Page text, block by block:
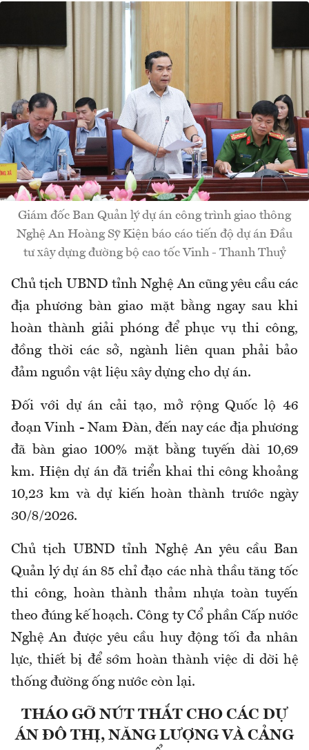
Giám đốc Ban Quản lý dự án công trình giao thông
Nghệ An Hoàng Sỹ Kiện báo cáo tiến độ dự án Đầu
tư xây dựng đường bộ cao tốc Vinh - Thanh Thuỷ
Chủ tịch UBND tỉnh Nghệ An cũng yêu cầu các
địa phương bàn giao mặt bằng ngay sau khi
hoàn thành giải phóng để phục vụ thi công,
đồng thời các sở, ngành liên quan phải bảo
đảm nguồn vật liệu xây dựng cho dự án.
Đối với dự án cải tạo, mở rộng Quốc lộ 46
đoạn Vinh - Nam Đàn, đến nay các địa phương
đã bàn giao 100% mặt bằng tuyến dài 10,69
km. Hiện dự án đã triển khai thi công khoảng
10,23 km và dự kiến hoàn thành trước ngày
30/8/2026.
Chủ tịch UBND tỉnh Nghệ An yêu cầu Ban
Quản lý dự án 85 chỉ đạo các nhà thầu tăng tốc
thi công, hoàn thành thảm nhựa toàn tuyến
theo đúng kế hoạch. Công ty Cổ phần Cấp nước
Nghệ An được yêu cầu huy động tối đa nhân
lực, thiết bị để sớm hoàn thành việc di dời hệ
thống đường ống nước còn lại.
THÁO GỠ NÚT THẮT CHO CÁC DỰ
ÁN ĐÔ THỊ, NĂNG LƯỢNG VÀ CẢNG